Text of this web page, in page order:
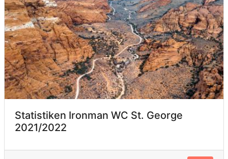
Statistiken Ironman WC St. George
2021/2022